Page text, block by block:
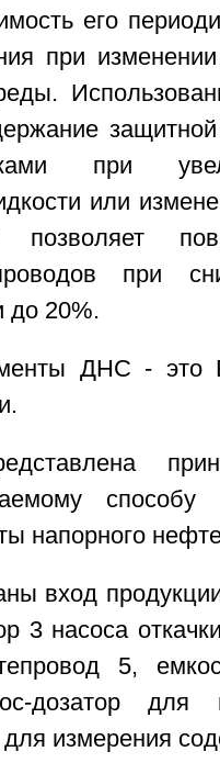
его
при
при
или
позволяет
при
до 20%.
ДНС - это
способу
напорного
вход
3 насоса
5,
дозатор для
для измерения